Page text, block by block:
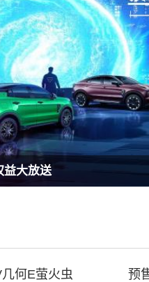
益大放送
何E萤火虫 预